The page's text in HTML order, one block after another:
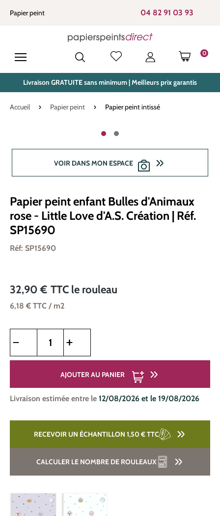
principal
Papier peint 04 82 91 03 93
0
LE
Livraison GRATUITE sans minimum | Meilleurs prix garantis
Accueil Papier peint Papier peint intissé
VOIR DANS MON ESPACE
Papier peint enfant Bulles d'Animaux
rose - Little Love d'A.S. Création | Réf.
SP15690
Réf: SP15690
32,90 € TTC le rouleau
6,18 € TTC / m2
AJOUTER AU PANIER
Livraison estimée entre le 12/08/2026 et le 19/08/2026
RECEVOIR UN ÉCHANTILLON 1,50 €TTC
CALCULER LE NOMBRE DE ROULEAUX